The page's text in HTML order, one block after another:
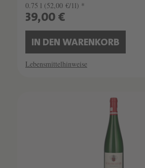
0.75 l (52,00 €/1l) *
39,00 €
IN DEN WARENKORB
Lebensmittelhinweise